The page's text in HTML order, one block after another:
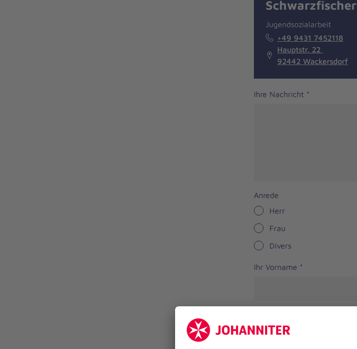
Schwarzfischer
Jugendsozialarbeit
+49 9431 7452118
Hauptstr. 22
92442 Wackersdorf
Ihre Nachricht *
Anrede
Herr
Frau
Divers
Ihr Vorname *